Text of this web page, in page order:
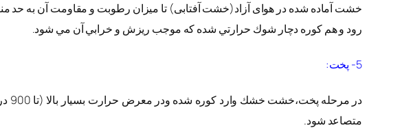
خشت آماده شده در هوای آزاد(خشت آفتابی) تا ميزان رطوبت و مقاومت آن به حد
رود و هم كوره دچار شوك حرارتي شده كه موجب ريزش و خرابي آن مي شود.
5- پخت:
متصاعد شود.